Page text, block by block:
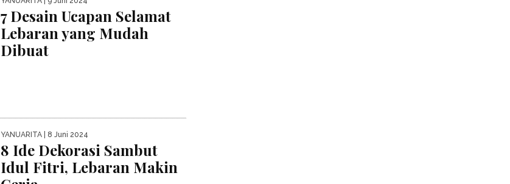
7 Desain Ucapan Selamat
Lebaran yang Mudah
Dibuat
YANUARITA | 8 Juni 2024
8 Ide Dekorasi Sambut
Idul Fitri, Lebaran Makin